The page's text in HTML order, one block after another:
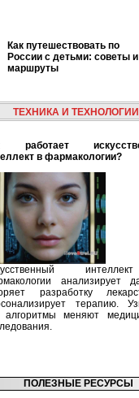
Как путешествовать по
России с детьми: советы и
маршруты
ТЕХНИКА И ТЕХНОЛОГИИ
в фармакологии?
анализирует
разработку
терапию.
алгоритмы меняют
ПОЛЕЗНЫЕ РЕСУРСЫ